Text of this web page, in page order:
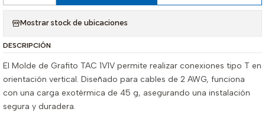
Mostrar stock de ubicaciones
DESCRIPCIÓN
El Molde de Grafito TAC 1V1V permite realizar conexiones tipo T en
orientación vertical. Diseñado para cables de 2 AWG, funciona
con una carga exotérmica de 45 g, asegurando una instalación
segura y duradera.